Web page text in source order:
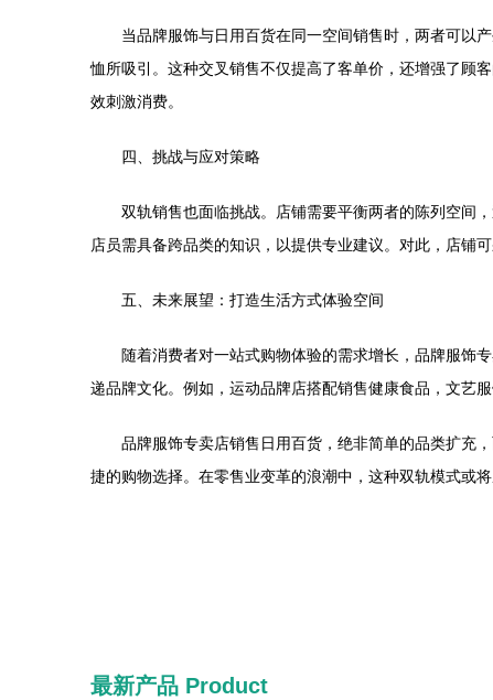
当品牌服饰与日用百货在同一空间销售时，两者可以
恤所吸引。这种交叉销售不仅提高了客单价，还增强了顾
效刺激消费。
四、挑战与应对策略
双轨销售也面临挑战。店铺需要平衡两者的陈列空间
店员需具备跨品类的知识，以提供专业建议。对此，店铺
五、未来展望：打造生活方式体验空间
随着消费者对一站式购物体验的需求增长，品牌服饰
递品牌文化。例如，运动品牌店搭配销售健康食品，文艺
品牌服饰专卖店销售日用百货，绝非简单的品类扩充
捷的购物选择。在零售业变革的浪潮中，这种双轨模式或
最新产品 Product